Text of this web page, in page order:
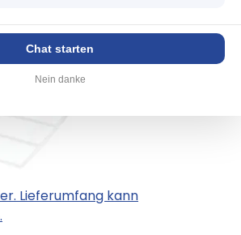
Lieferumfang kann
Chat starten
Nein danke